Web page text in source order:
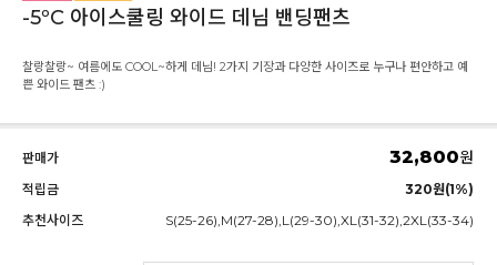
-5ºC 아이스쿨링 와이드 데님 밴딩팬츠
찰랑찰랑~ 여름에도 COOL~하게 데님! 2가지 기장과 다양한 사이즈로 누구나 편안하고 예
쁜 와이드 팬츠 :)
판매가 32,800원
적립금
320원(1%)
추천사이즈
S(25-26),M(27-28),L(29-30),XL(31-32),2XL(33-34)